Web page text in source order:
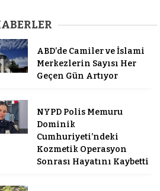
ABD’de Camiler ve İslami
Merkezlerin Sayısı Her
Geçen Gün Artıyor
NYPD Polis Memuru
Dominik
Cumhuriyeti’ndeki
Kozmetik Operasyon
Sonrası Hayatını Kaybetti